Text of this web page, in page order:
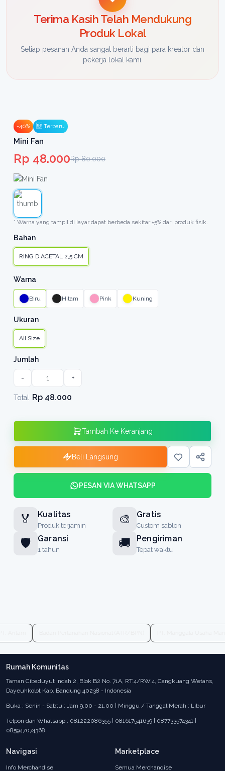
Terima Kasih Telah Mendukung
Produk Lokal
Setiap pesanan Anda sangat berarti bagi para kreator dan
pekerja lokal kami.
-40% 🆕 Terbaru
Mini Fan
Rp 48.000Rp 80.000
* Warna yang tampil di layar dapat berbeda sekitar ±5% dari produk fisik.
Bahan
RING D ACETAL 2,5 CM
Warna
Biru Hitam Pink Kuning
Ukuran
All Size
Jumlah
- +
Total Rp 48.000
Tambah Ke Keranjang
Beli Langsung
PESAN VIA WHATSAPP
🏅 Kualitas
Produk terjamin 🎨 Gratis
Custom sablon
🛡️ Garansi
1 tahun 🚚 Pengiriman
Tepat waktu
Rumah Komunitas
Taman Cibaduyut Indah 2, Blok B2 No. 71A, RT.4/RW.4, Cangkuang Wetans,
Dayeuhkolot Kab. Bandung 40238 - Indonesia
Buka : Senin - Sabtu : Jam 9.00 - 21.00 | Minggu / Tanggal Merah : Libur
Telpon dan Whatsapp : 081222086355 | 081617541639 | 087733574341 |
085947074368
Navigasi
Info Merchandise
Marketplace
Semua Merchandise